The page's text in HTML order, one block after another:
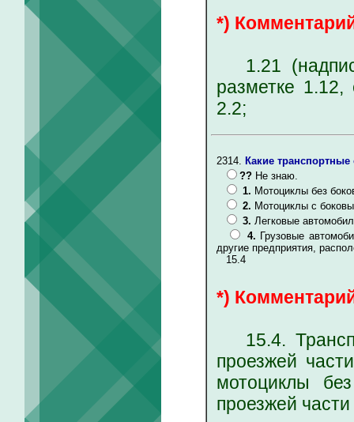
*)
1.21
разметке
2.2;
2314. Какие транспортные
?? Не знаю.
1. Мотоциклы без
2. Мотоциклы с
3. Легковые
4. Грузовые
другие предприятия,
15.4
*)
15.4.
проезжей
мотоциклы
проезжей